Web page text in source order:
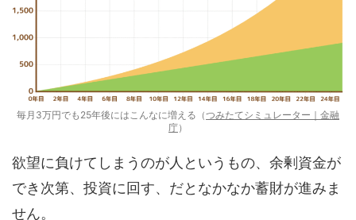
毎月3万円でも25年後にはこんなに増える（つみたてシミュレーター｜金融
庁）
欲望に負けてしまうのが人というもの、余剰資金が
でき次第、投資に回す、だとなかなか蓄財が進みま
せん。